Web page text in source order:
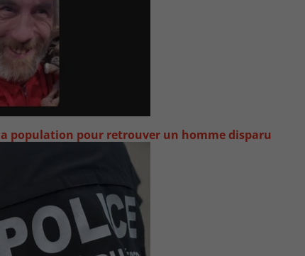
population pour retrouver un homme disparu